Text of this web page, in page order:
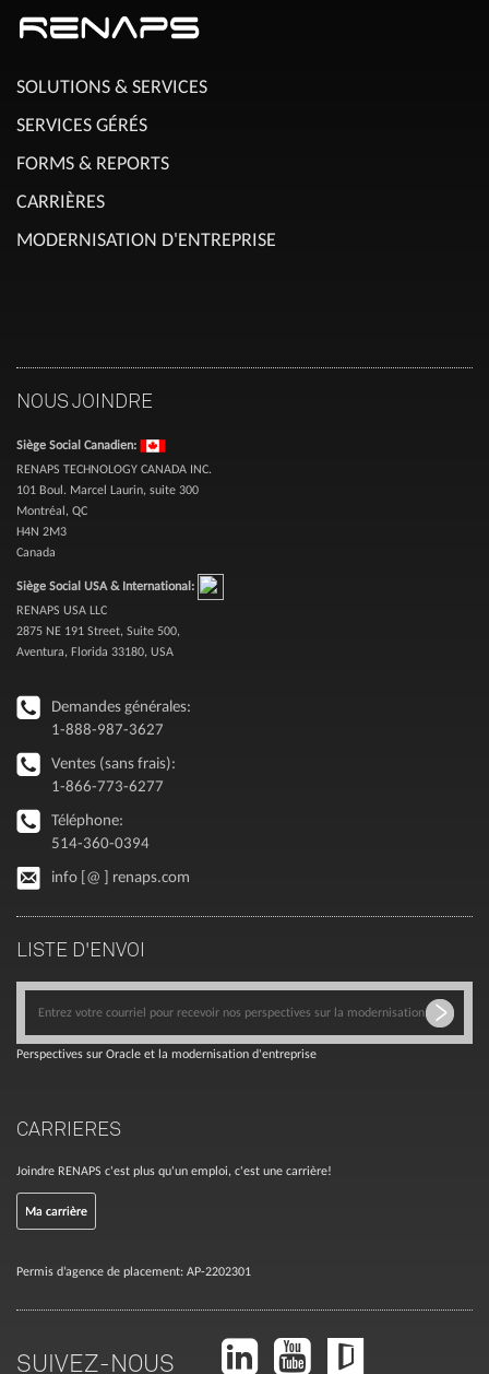
SOLUTIONS & SERVICES
SERVICES GÉRÉS
FORMS & REPORTS
CARRIÈRES
MODERNISATION D'ENTREPRISE
NOUS JOINDRE
Siège Social Canadien:
RENAPS TECHNOLOGY CANADA INC.
101 Boul. Marcel Laurin, suite 300
Montréal, QC
H4N 2M3
Canada
Siège Social USA & International:
RENAPS USA LLC
2875 NE 191 Street, Suite 500,
Aventura, Florida 33180, USA
Demandes générales:
1-888-987-3627
Ventes (sans frais):
1-866-773-6277
Téléphone:
514-360-0394
info [@ ] renaps.com
LISTE D'ENVOI
Perspectives sur Oracle et la modernisation d'entreprise
CARRIERES
Joindre RENAPS c'est plus qu'un emploi, c'est une carrière!
Ma carrière
Permis d’agence de placement: AP-2202301
SUIVEZ-NOUS